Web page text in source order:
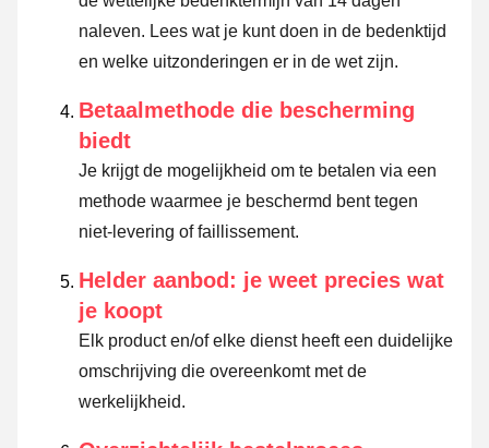
naleven. Lees wat je kunt doen in de bedenktijd
en welke uitzonderingen er in de wet zijn.
Betaalmethode die bescherming
biedt
Je krijgt de mogelijkheid om te betalen via een
methode waarmee je beschermd bent tegen
niet-levering of faillissement.
Helder aanbod: je weet precies wat
je koopt
Elk product en/of elke dienst heeft een duidelijke
omschrijving die overeenkomt met de
werkelijkheid.